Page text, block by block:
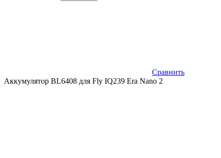
Сравнить
Аккумулятор BL6408 для Fly IQ239 Era Nano 2